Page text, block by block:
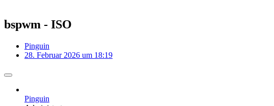
bspwm - ISO
Pinguin
28. Februar 2026 um 18:19
Pinguin